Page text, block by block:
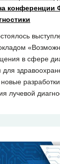
конференции
в сфере
для
лучевой